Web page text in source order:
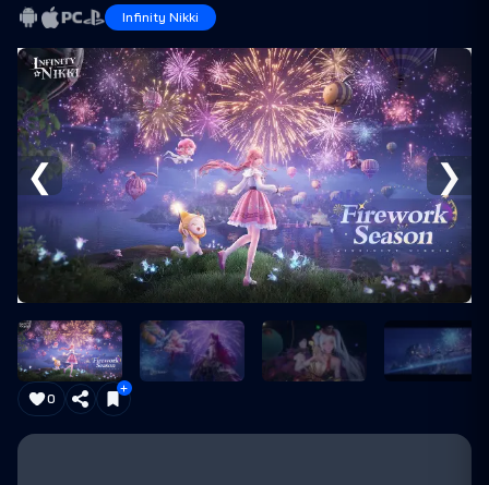
Infinity Nikki
❮ ❯
0